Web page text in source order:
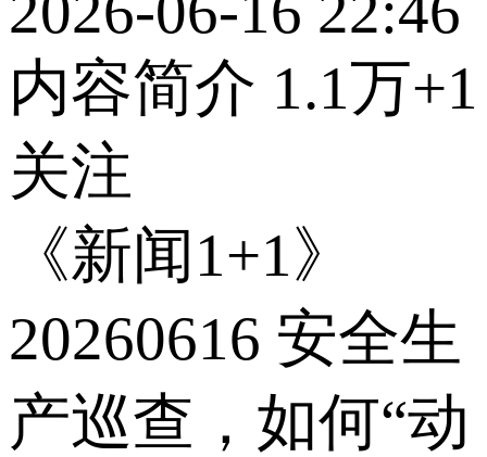
内容简介 1.1万+1
关注
《新闻1+1》
20260616 安全生
产巡查，如何“动